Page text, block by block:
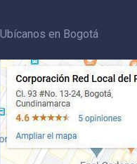
Ubícanos en Bogotá